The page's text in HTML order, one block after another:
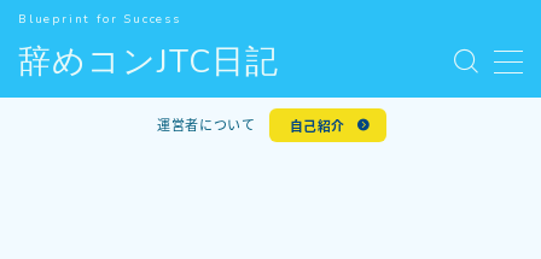
辞めコンJTC日記
Blueprint for Success
運営者について 自己紹介